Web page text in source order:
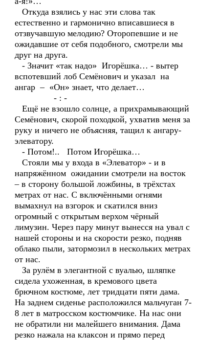
Откуда взялись у нас эти слова так
естественно и гармонично вписавшиеся в
отзвучавшую мелодию? Оторопевшие и не
ожидавшие от себя подобного, смотрели мы
друг на друга.
- Значит «так надо» Игорёшка… - вытер
вспотевший лоб Семёнович и указал на
ангар – «Он» знает, что делает…
- : -
Ещё не взошло солнце, а прихрамывающий
Семёнович, скорой походкой, ухватив меня за
руку и ничего не объясняя, тащил к ангару-
элеватору.
- Потом!.. Потом Игорёшка…
Стояли мы у входа в «Элеватор» - и в
напряжённом ожидании смотрели на восток
– в сторону большой ложбины, в трёхстах
метрах от нас. С включёнными огнями
вымахнул на взгорок и скатился вниз
огромный с открытым верхом чёрный
лимузин. Через пару минут вынесся на увал с
нашей стороны и на скорости резко, подняв
облако пыли, затормозил в нескольких метрах
от нас.
За рулём в элегантной с вуалью, шляпке
сидела ухоженная, в кремового цвета
брючном костюме, лет тридцати пяти дама.
На заднем сиденье расположился мальчуган 7-
8 лет в матросском костюмчике. На нас они
не обратили ни малейшего внимания. Дама
резко нажала на клаксон и прямо перед